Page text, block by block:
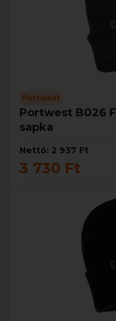
Portwest
Portwest B026
sapka
Nettó: 2 937 Ft
3 730 Ft